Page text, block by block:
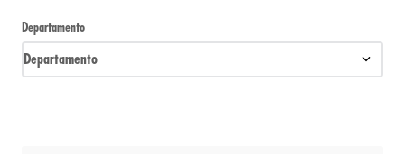
Departamento
Departamento